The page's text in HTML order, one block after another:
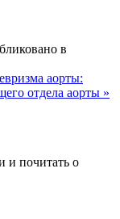
в
аорты:
отдела аорты »
и почитать о